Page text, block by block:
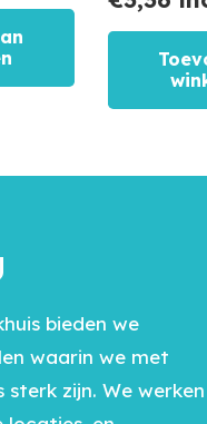
bieden we
waarin we met
sterk zijn. We werken